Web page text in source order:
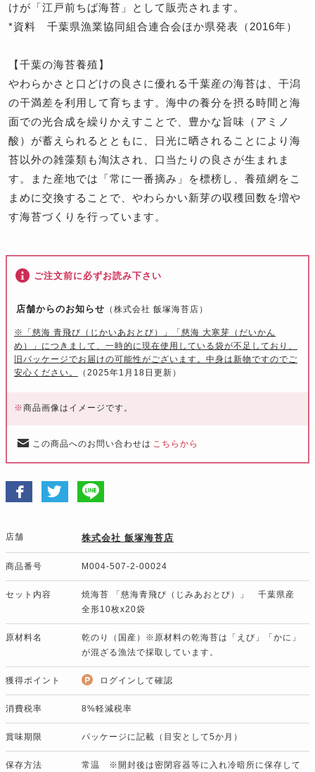
けが「江戸前ちば海苔」として販売されます。
*資料 千葉県漁業協同組合連合会ほか県発表（2016年）
【千葉の海苔養殖】
やわらかさと口どけの良さに優れる千葉産の海苔は、干潟
の干満差を利用して育ちます。海中の養分を摂る時間と海
面での光合成を繰りかえすことで、豊かな旨味（アミノ
酸）が蓄えられるとともに、日光に晒されることにより海
苔以外の雑藻類も淘汰され、口当たりの良さが生まれま
す。また産地では「常に一番摘み」を標榜し、養殖網をこ
まめに交換することで、やわらかい新芽の収穫回数を増や
す海苔づくりを行っています。
ご注文前に必ずお読み下さい
店舗からのお知らせ （株式会社 飯塚海苔店）
※「慈海 青飛び（じかいあおとび）」「慈海 大寒芽（だいかん
め）」につきまして、一時的に現在使用している袋が不足しており、
旧パッケージでお届けの可能性がございます。中身は新物ですのでご
安心ください。
（2025年1月18日更新）
※商品画像はイメージです。
この商品へのお問い合わせは こちらから
店舗 株式会社 飯塚海苔店
商品番号 M004-507-2-00024
セット内容
焼海苔 「慈海青飛び（じみあおとび）」 千葉県産
全形10枚x20袋
原材料名
乾のり（国産）※原材料の乾海苔は「えび」「かに」
が混ざる漁法で採取しています。
獲得ポイント ログインして確認
消費税率 8%軽減税率
賞味期限 パッケージに記載（目安として5か月）
保存方法 常温 ※開封後は密閉容器等に入れ冷暗所に保存して